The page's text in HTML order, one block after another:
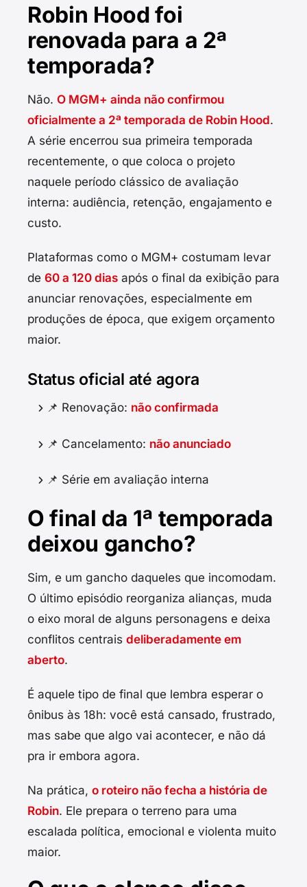
Robin Hood foi
renovada para a 2ª
temporada?
Não. O MGM+ ainda não confirmou
oficialmente a 2ª temporada de Robin Hood.
A série encerrou sua primeira temporada
recentemente, o que coloca o projeto
naquele período clássico de avaliação
interna: audiência, retenção, engajamento e
custo.
Plataformas como o MGM+ costumam levar
de 60 a 120 dias após o final da exibição para
anunciar renovações, especialmente em
produções de época, que exigem orçamento
maior.
Status oficial até agora
📌 Renovação: não confirmada
📌 Cancelamento: não anunciado
📌 Série em avaliação interna
O final da 1ª temporada
deixou gancho?
Sim, e um gancho daqueles que incomodam.
O último episódio reorganiza alianças, muda
o eixo moral de alguns personagens e deixa
conflitos centrais deliberadamente em
aberto.
É aquele tipo de final que lembra esperar o
ônibus às 18h: você está cansado, frustrado,
mas sabe que algo vai acontecer, e não dá
pra ir embora agora.
Na prática, o roteiro não fecha a história de
Robin. Ele prepara o terreno para uma
escalada política, emocional e violenta muito
maior.